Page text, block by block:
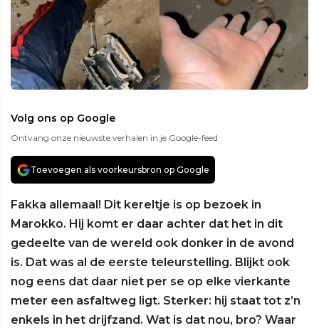
Volg ons op Google
Ontvang onze nieuwste verhalen in je Google-feed
Toevoegen als voorkeursbron op Google
Fakka allemaal! Dit kereltje is op bezoek in
Marokko. Hij komt er daar achter dat het in dit
gedeelte van de wereld ook donker in de avond
is. Dat was al de eerste teleurstelling. Blijkt ook
nog eens dat daar niet per se op elke vierkante
meter een asfaltweg ligt. Sterker: hij staat tot z’n
enkels in het drijfzand. Wat is dat nou, bro? Waar